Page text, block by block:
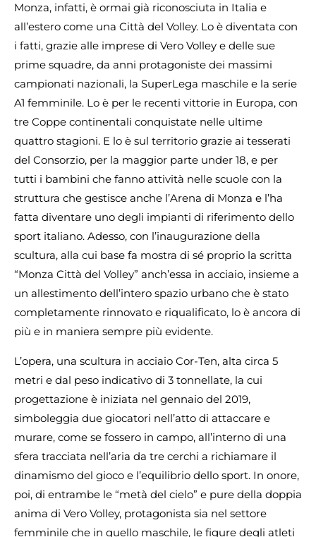
Monza, infatti, è ormai già riconosciuta in Italia e
all’estero come una Città del Volley. Lo è diventata con
i fatti, grazie alle imprese di Vero Volley e delle sue
prime squadre, da anni protagoniste dei massimi
campionati nazionali, la SuperLega maschile e la serie
A1 femminile. Lo è per le recenti vittorie in Europa, con
tre Coppe continentali conquistate nelle ultime
quattro stagioni. E lo è sul territorio grazie ai tesserati
del Consorzio, per la maggior parte under 18, e per
tutti i bambini che fanno attività nelle scuole con la
struttura che gestisce anche l’Arena di Monza e l’ha
fatta diventare uno degli impianti di riferimento dello
sport italiano. Adesso, con l’inaugurazione della
scultura, alla cui base fa mostra di sé proprio la scritta
“Monza Città del Volley” anch’essa in acciaio, insieme a
un allestimento dell’intero spazio urbano che è stato
completamente rinnovato e riqualificato, lo è ancora di
più e in maniera sempre più evidente.
L’opera, una scultura in acciaio Cor-Ten, alta circa 5
metri e dal peso indicativo di 3 tonnellate, la cui
progettazione è iniziata nel gennaio del 2019,
simboleggia due giocatori nell’atto di attaccare e
murare, come se fossero in campo, all’interno di una
sfera tracciata nell’aria da tre cerchi a richiamare il
dinamismo del gioco e l’equilibrio dello sport. In onore,
poi, di entrambe le “metà del cielo” e pure della doppia
anima di Vero Volley, protagonista sia nel settore
femminile che in quello maschile, le figure degli atleti